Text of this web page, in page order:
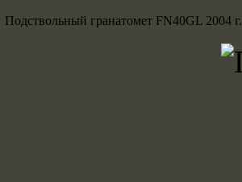
Подствольный гранатомет FN40GL 2004 г.